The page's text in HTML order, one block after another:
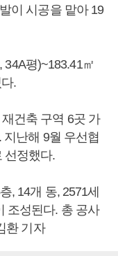
이 시공을 맡아 19
평)~183.41㎡
.
건축 구역 6곳 가
난해 9월 우선협
선정했다.
, 14개 동, 2571세
조성된다. 총 공사
환 기자